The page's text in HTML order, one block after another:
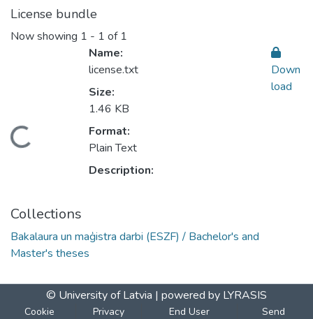
License bundle
Now showing 1 - 1 of 1
Loading...
Name:
license.txt
Size:
1.46 KB
Format:
Plain Text
Description:
Down
load
Collections
Bakalaura un maģistra darbi (ESZF) / Bachelor's and
Master's theses
© University of Latvia | powered by LYRASIS
Cookie Privacy End User Send